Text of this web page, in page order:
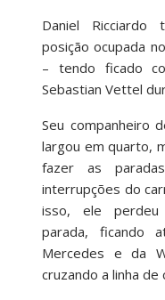
Daniel Ricciardo
posição ocupada
– tendo ficado
Sebastian Vettel
Seu companheiro
largou em quarto,
fazer as
interrupções do
isso, ele
parada, ficando
Mercedes e da
cruzando a linha